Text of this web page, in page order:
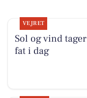
VEJRET
Sol og vind tager
fat i dag